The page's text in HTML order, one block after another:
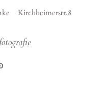
Kirchheimerstr.8